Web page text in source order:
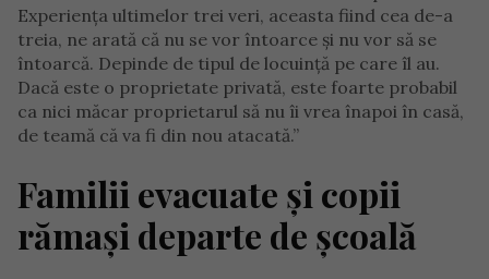
Experiența ultimelor trei veri, aceasta fiind cea de-a
treia, ne arată că nu se vor întoarce și nu vor să se
întoarcă. Depinde de tipul de locuință pe care îl au.
Dacă este o proprietate privată, este foarte probabil
ca nici măcar proprietarul să nu îi vrea înapoi în casă,
de teamă că va fi din nou atacată.”
Familii evacuate și copii
rămași departe de școală